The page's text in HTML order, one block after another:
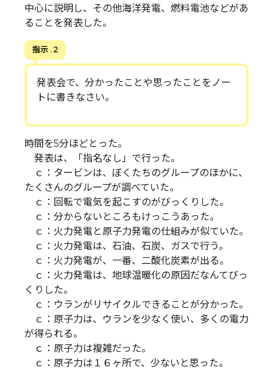
中心に説明し、その他海洋発電、燃料電池などがあ
ることを発表した。
指示 . 2
発表会で、分かったことや思ったことをノー
トに書きなさい。
時間を5分ほどとった。
発表は、「指名なし」で行った。
ｃ：タービンは、ぼくたちのグループのほかに、
たくさんのグループが調べていた。
ｃ：回転で電気を起こすのがびっくりした。
ｃ：分からないところもけっこうあった。
ｃ：火力発電と原子力発電の仕組みが似ていた。
ｃ：火力発電は、石油、石炭、ガスで行う。
ｃ：火力発電が、一番、二酸化炭素が出る。
ｃ：火力発電は、地球温暖化の原因だなんてびっ
くりした。
ｃ：ウランがリサイクルできることが分かった。
ｃ：原子力は、ウランを少なく使い、多くの電力
が得られる。
ｃ：原子力は複雑だった。
ｃ：原子力は１６ヶ所で、少ないと思った。